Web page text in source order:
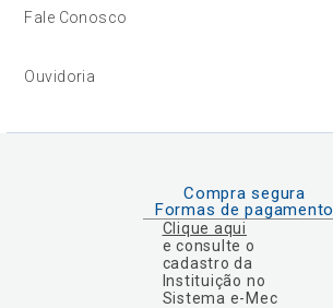
Fale Conosco
Ouvidoria
Compra segura
Formas de pagamento
Clique aqui
e consulte o
cadastro da
Instituição no
Sistema e-Mec